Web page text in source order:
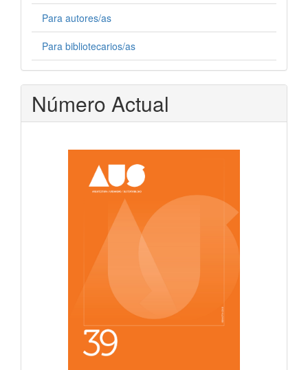
Para autores/as
Para bibliotecarios/as
Número Actual